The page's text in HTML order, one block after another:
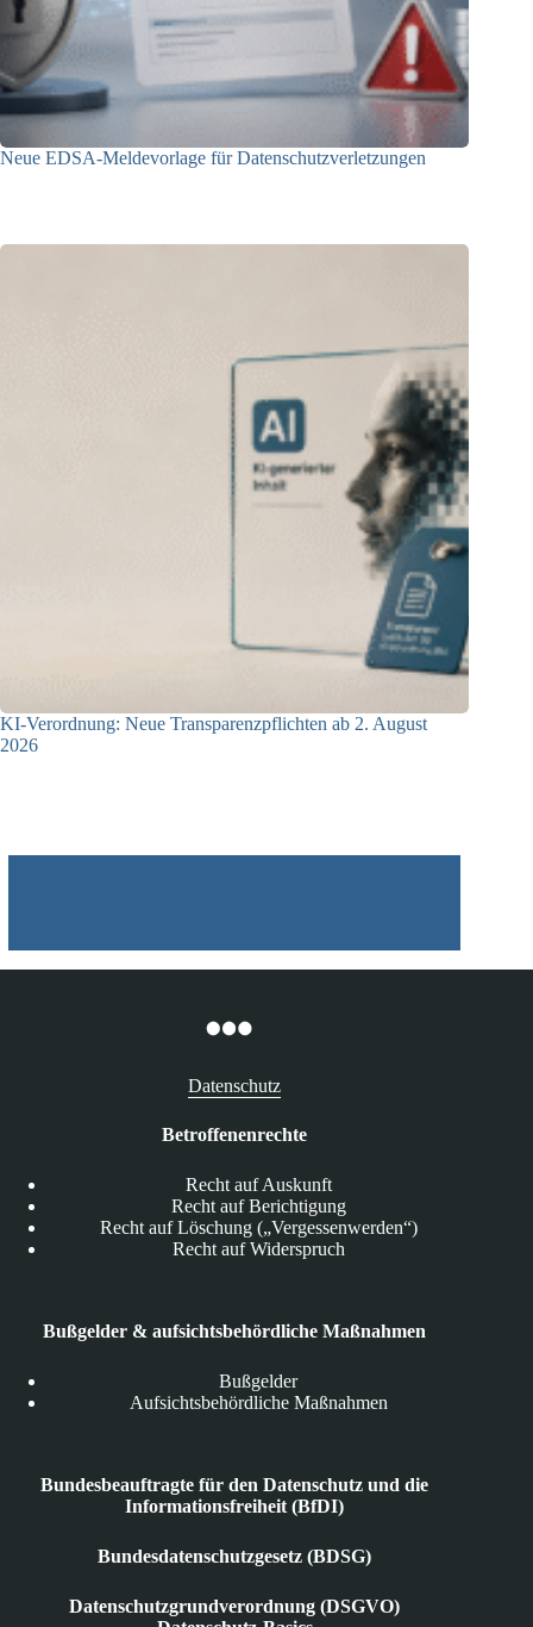
Neue EDSA-Meldevorlage für Datenschutzverletzungen
KI-Verordnung: Neue Transparenzpflichten ab 2. August
2026
Datenschutz
Betroffenenrechte
Recht auf Auskunft
Recht auf Berichtigung
Recht auf Löschung („Vergessenwerden“)
Recht auf Widerspruch
Bußgelder & aufsichtsbehördliche Maßnahmen
Bußgelder
Aufsichtsbehördliche Maßnahmen
Bundesbeauftragte für den Datenschutz und die
Informationsfreiheit (BfDI)
Bundesdatenschutzgesetz (BDSG)
Datenschutzgrundverordnung (DSGVO)